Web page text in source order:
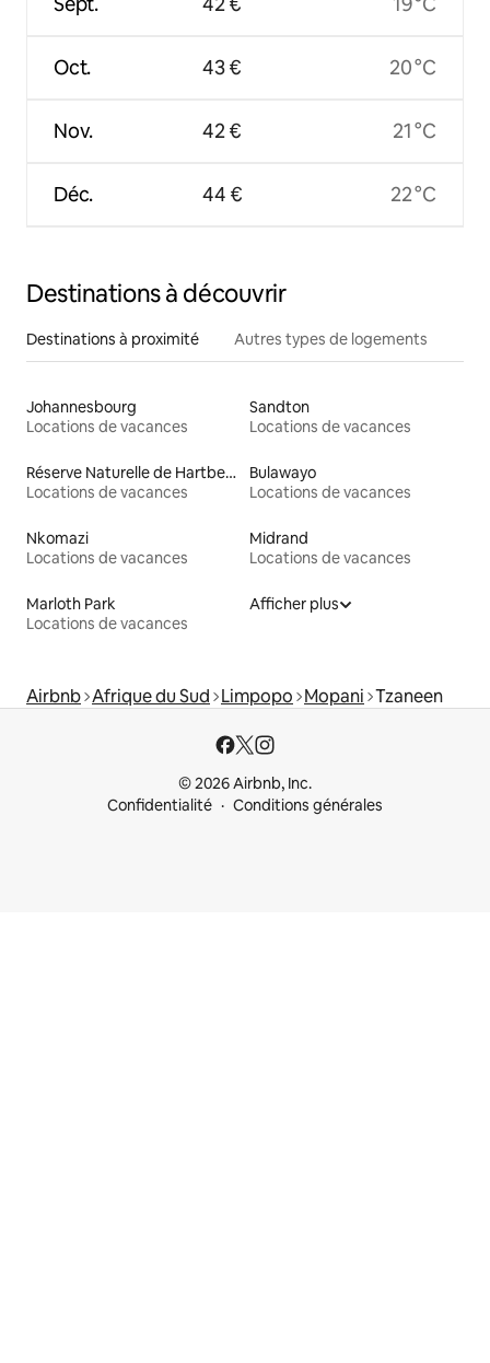
Oct.
Nov.
Déc.
43 €
42 €
44 €
20 °C
21 °C
22 °C
Destinations à découvrir
Destinations à proximité Autres types de logements
Johannesbourg
Locations de vacances
Sandton
Locations de vacances
Réserve Naturelle de Hartbeespoort
Locations de vacances
Bulawayo
Locations de vacances
Nkomazi
Locations de vacances
Midrand
Locations de vacances
Marloth Park
Locations de vacances
Afficher plus
Airbnb Afrique du Sud Limpopo Mopani Tzaneen
© 2026 Airbnb, Inc.
Confidentialité
Conditions générales